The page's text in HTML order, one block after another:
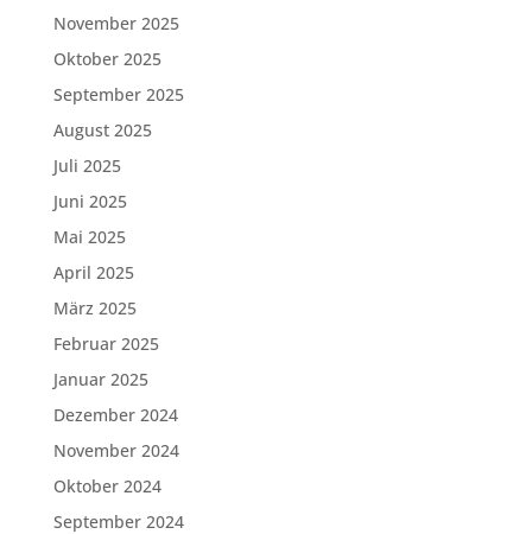
November 2025
Oktober 2025
September 2025
August 2025
Juli 2025
Juni 2025
Mai 2025
April 2025
März 2025
Februar 2025
Januar 2025
Dezember 2024
November 2024
Oktober 2024
September 2024